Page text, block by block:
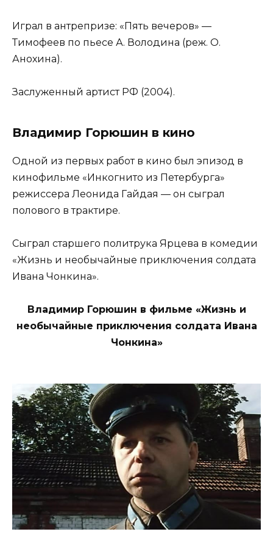
Играл в антрепризе: «Пять вечеров» —
Тимофеев по пьесе А. Володина (реж. О.
Анохина).
Заслуженный артист РФ (2004).
Владимир Горюшин в кино
Одной из первых работ в кино был эпизод в
кинофильме «Инкогнито из Петербурга»
режиссера Леонида Гайдая — он сыграл
полового в трактире.
Сыграл старшего политрука Ярцева в комедии
«Жизнь и необычайные приключения солдата
Ивана Чонкина».
Владимир Горюшин в фильме «Жизнь и
необычайные приключения солдата Ивана
Чонкина»